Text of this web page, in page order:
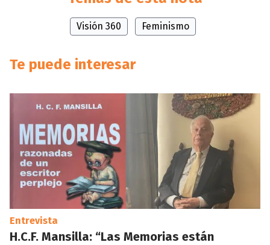
Visión 360 Feminismo
Te puede interesar
Entrevista
H.C.F. Mansilla: “Las Memorias están